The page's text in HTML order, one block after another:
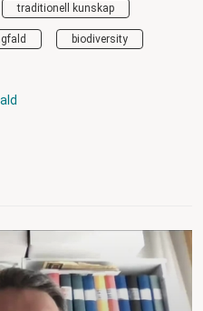
traditionell kunskap
biodiversity